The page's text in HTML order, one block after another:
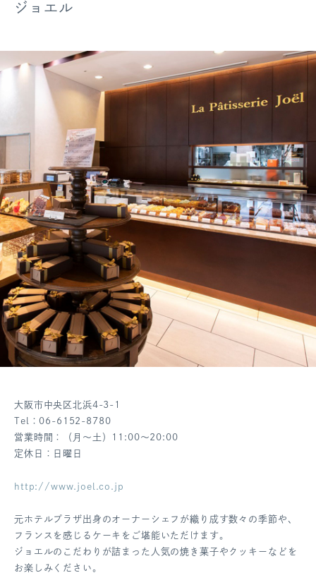
ジョエル
大阪市中央区北浜4-3-1
Tel：06-6152-8780
営業時間：（月～土）11:00～20:00
定休日：日曜日
http://www.joel.co.jp
元ホテルプラザ出身のオーナーシェフが織り成す数々の季節や、
フランスを感じるケーキをご堪能いただけます。
ジョエルのこだわりが詰まった人気の焼き菓子やクッキーなどを
お楽しみください。